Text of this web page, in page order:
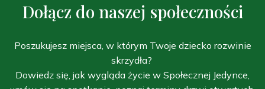
Dołącz do naszej społeczności
Poszukujesz miejsca, w którym Twoje dziecko rozwinie
skrzydła?
Dowiedz się, jak wygląda życie w Społecznej Jedynce,